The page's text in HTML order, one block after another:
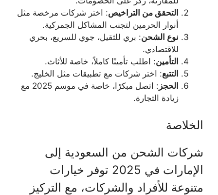
التحقق من التراخيص: اختر شركات مرخصة مثل
أنوار الحرمين لتجنب المشاكل الجمركية.
نوع الشحن: بري للثقيل، جوي للسريع، بحري
للاقتصادي.
التأمين: اطلب تأمينًا كاملاً، خاصة للأثاث.
التتبع: اختر شركات مع تطبيقات مثل الخليج.
الحجز
: اتصل مبكرًا، خاصة في موسم 2025 مع
زيادة التجارة.
الخلاصة
شركات الشحن من السعودية إلى
الإمارات في 2025 توفر خيارات
متنوعة للأفراد والشركات، مع التركيز